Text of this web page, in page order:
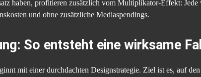
haben, profitieren zusätzlich vom Multiplikator-Effekt: Jede
und ohne zusätzliche Mediaspendings.
So entsteht eine wirksame
mit einer durchdachten Designstrategie. Ziel ist es, auf